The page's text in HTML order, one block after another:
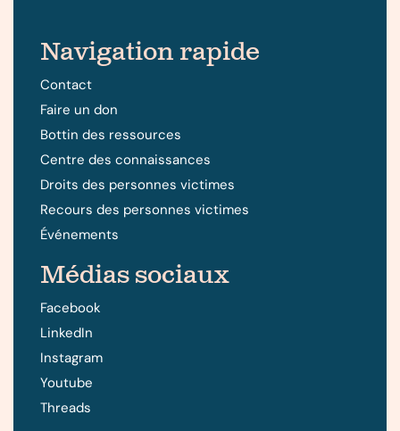
Navigation rapide
Contact
Faire un don
Bottin des ressources
Centre des connaissances
Droits des personnes victimes
Recours des personnes victimes
Événements
Médias sociaux
Facebook
LinkedIn
Instagram
Youtube
Threads